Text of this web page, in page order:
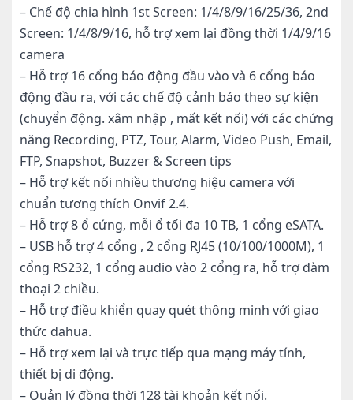
– Chế độ chia hình 1st Screen: 1/4/8/9/16/25/36, 2nd
Screen: 1/4/8/9/16, hỗ trợ xem lại đồng thời 1/4/9/16
camera
– Hỗ trợ 16 cổng báo động đầu vào và 6 cổng báo
động đầu ra, với các chế độ cảnh báo theo sự kiện
(chuyển động. xâm nhập , mất kết nối) với các chứng
năng Recording, PTZ, Tour, Alarm, Video Push, Email,
FTP, Snapshot, Buzzer & Screen tips
– Hỗ trợ kết nối nhiều thương hiệu camera với
chuẩn tương thích Onvif 2.4.
– Hỗ trợ 8 ổ cứng, mỗi ổ tối đa 10 TB, 1 cổng eSATA.
– USB hỗ trợ 4 cổng , 2 cổng RJ45 (10/100/1000M), 1
cổng RS232, 1 cổng audio vào 2 cổng ra, hỗ trợ đàm
thoại 2 chiều.
– Hỗ trợ điều khiển quay quét thông minh với giao
thức dahua.
– Hỗ trợ xem lại và trực tiếp qua mạng máy tính,
thiết bị di động.
– Quản lý đồng thời 128 tài khoản kết nối.